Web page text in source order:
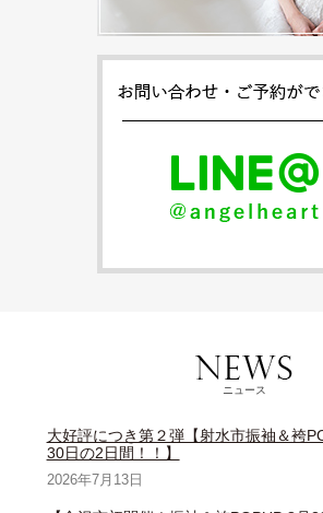
ニュース
大好評につき第２弾【射水市振袖＆袴
30日の2日間！！】
2026年7月13日